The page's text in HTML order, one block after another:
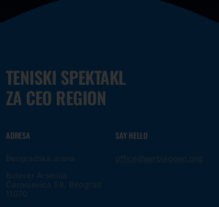
TENISKI SPEKTAKL
ZA CEO REGION
ADRESA
Beogradska arena
Bulevar Arsenija
Čarnojevica 58, Beograd
11070
SAY HELLO
office@serbiaopen.org